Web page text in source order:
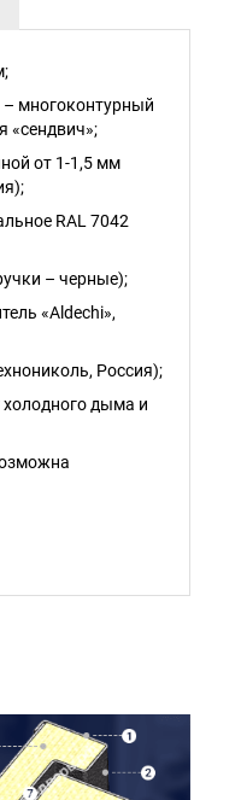
– многоконтурный
«сендвич»;
от 1-1,5 мм
RAL 7042
– черные);
«Aldechi»,
Россия);
холодного дыма и